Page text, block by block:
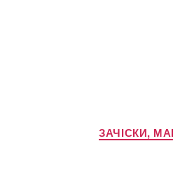
ЗАЧІСКИ,